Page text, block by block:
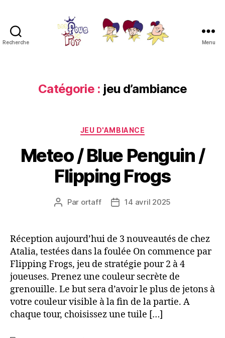
Recherche
Roy
Menu
Catégorie : jeu d’ambiance
Catégories
JEU D'AMBIANCE
Meteo / Blue Penguin /
Flipping Frogs
Auteur
Par ortaff
Date14 avril 2025
Réception aujourd’hui de 3 nouveautés de chez
Atalia, testées dans la foulée On commence par
Flipping Frogs, jeu de stratégie pour 2 à 4
joueuses. Prenez une couleur secrète de
grenouille. Le but sera d’avoir le plus de jetons à
votre couleur visible à la fin de la partie. A
chaque tour, choisissez une tuile […]